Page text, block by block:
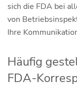
sich die FDA bei
von
Ihre
Häufig
FDA-